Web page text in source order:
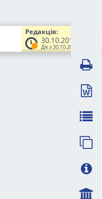
Редакція:
30.10.2014
Діє з 30.10.2014